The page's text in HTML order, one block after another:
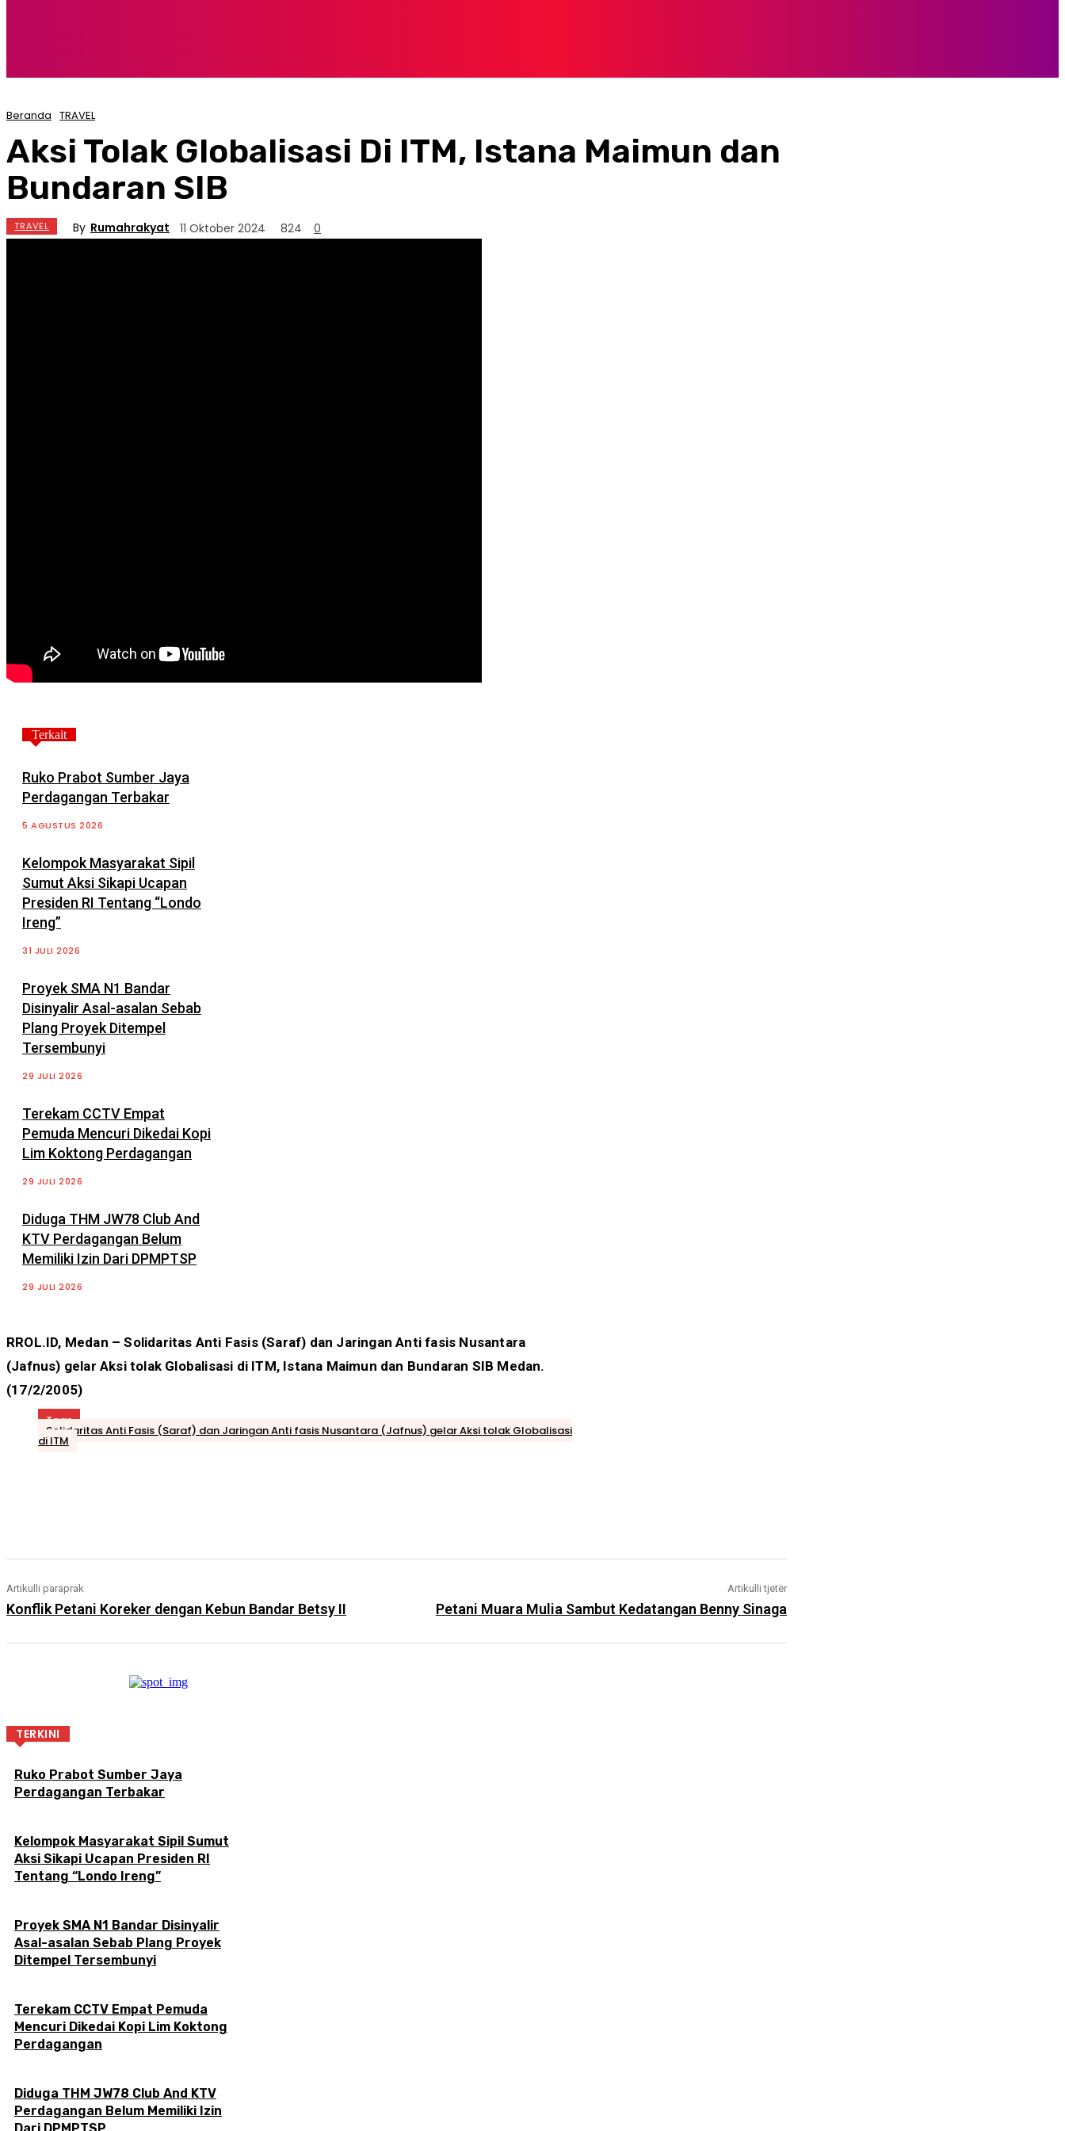
Beranda TRAVEL
Aksi Tolak Globalisasi Di ITM, Istana Maimun dan
Bundaran SIB
TRAVEL By Rumahrakyat 11 Oktober 2024 824 0
Terkait
Ruko Prabot Sumber Jaya
Perdagangan Terbakar
5 AGUSTUS 2026
Kelompok Masyarakat Sipil
Sumut Aksi Sikapi Ucapan
Presiden RI Tentang “Londo
Ireng”
31 JULI 2026
Proyek SMA N1 Bandar
Disinyalir Asal-asalan Sebab
Plang Proyek Ditempel
Tersembunyi
29 JULI 2026
Terekam CCTV Empat
Pemuda Mencuri Dikedai Kopi
Lim Koktong Perdagangan
29 JULI 2026
Diduga THM JW78 Club And
KTV Perdagangan Belum
Memiliki Izin Dari DPMPTSP
29 JULI 2026
RROL.ID, Medan – Solidaritas Anti Fasis (Saraf) dan Jaringan Anti fasis Nusantara
(Jafnus) gelar Aksi tolak Globalisasi di ITM, Istana Maimun dan Bundaran SIB Medan.
(17/2/2005)
Tags
Solidaritas Anti Fasis (Saraf) dan Jaringan Anti fasis Nusantara (Jafnus) gelar Aksi tolak Globalisasi
di ITM
Artikulli paraprak
Konflik Petani Koreker dengan Kebun Bandar Betsy II
Artikulli tjetër
Petani Muara Mulia Sambut Kedatangan Benny Sinaga
TERKINI
Ruko Prabot Sumber Jaya
Perdagangan Terbakar
Kelompok Masyarakat Sipil Sumut
Aksi Sikapi Ucapan Presiden RI
Tentang “Londo Ireng”
Proyek SMA N1 Bandar Disinyalir
Asal-asalan Sebab Plang Proyek
Ditempel Tersembunyi
Terekam CCTV Empat Pemuda
Mencuri Dikedai Kopi Lim Koktong
Perdagangan
Diduga THM JW78 Club And KTV
Perdagangan Belum Memiliki Izin